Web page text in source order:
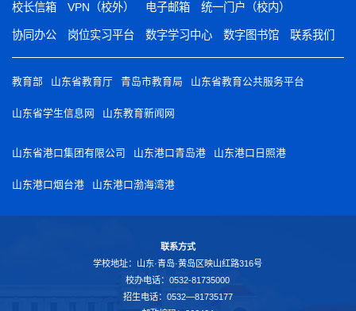
校长信箱 VPN（校外） 电子邮箱 统一门户（校内）
协同办公 岗位实习平台 数字学习中心 数字图书馆 联系我们
教育部 山东省教育厅 青岛市教育局 山东省教育公共服务平台
山东省学生信息网 山东教育新闻网
山东省港口集团有限公司 山东港口青岛港 山东港口日照港
山东港口烟台港 山东港口渤海湾港
联系方式
学校地址：山东·青岛·黄岛区映山红路316号
校办电话：0532-81735000
招生电话：0532—81735177